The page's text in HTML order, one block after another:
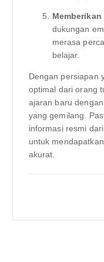
dukungan
merasa
belajar.
Dengan persiapan
optimal dari orang
ajaran baru
yang gemilang.
informasi resmi
untuk
akurat.